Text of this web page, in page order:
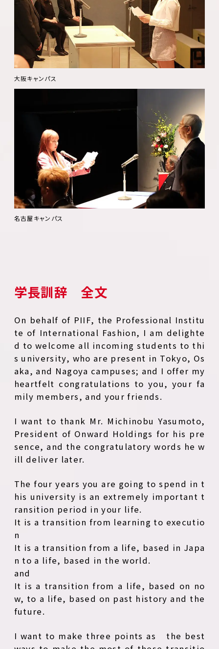
大阪キャンパス
名古屋キャンパス
学長訓辞 全文
On behalf of PIIF, the Professional Institu
te of International Fashion, I am delighte
d to welcome all incoming students to thi
s university, who are present in Tokyo, Os
aka, and Nagoya campuses; and I offer my
heartfelt congratulations to you, your fa
mily members, and your friends.
I want to thank Mr. Michinobu Yasumoto,
President of Onward Holdings for his pre
sence, and the congratulatory words he w
ill deliver later.
The four years you are going to spend in t
his university is an extremely important t
ransition period in your life.
It is a transition from learning to executio
n
It is a transition from a life, based in Japa
n to a life, based in the world.
and
It is a transition from a life, based on no
w, to a life, based on past history and the
future.
I want to make three points as the best